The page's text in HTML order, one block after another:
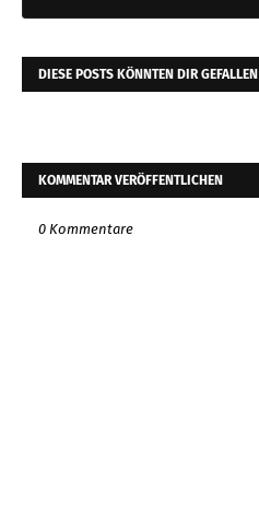
DIESE POSTS KÖNNTEN DIR GEFALLEN
KOMMENTAR VERÖFFENTLICHEN
0 Kommentare